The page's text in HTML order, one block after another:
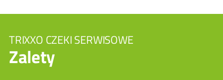
TRIXXO CZEKI SERWISOWE
Zalety